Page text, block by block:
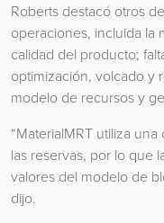
Roberts destacó otros
operaciones, incluida la
calidad del producto;
optimización, volcado y
modelo de recursos y
“MaterialMRT utiliza
las reservas, por lo que
valores del modelo de
dijo.